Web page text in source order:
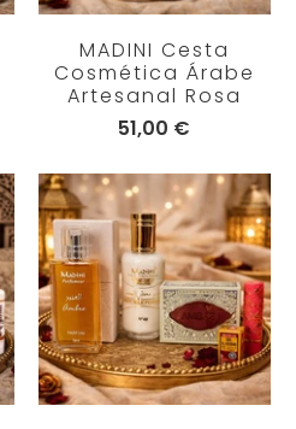
MADINI Cesta
Cosmética Árabe
Artesanal Rosa
51,00 €